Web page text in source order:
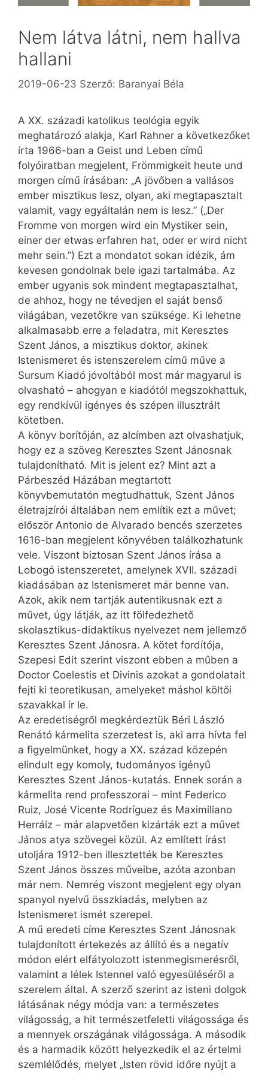
Nem látva látni, nem hallva
hallani
2019-06-23 Szerző: Baranyai Béla
A XX. századi katolikus teológia egyik
meghatározó alakja, Karl Rahner a következőket
írta 1966-ban a Geist und Leben című
folyóiratban megjelent, Frömmigkeit heute und
morgen című írásában: „A jövőben a vallásos
ember misztikus lesz, olyan, aki megtapasztalt
valamit, vagy egyáltalán nem is lesz.” („Der
Fromme von morgen wird ein Mystiker sein,
einer der etwas erfahren hat, oder er wird nicht
mehr sein.”) Ezt a mondatot sokan idézik, ám
kevesen gondolnak bele igazi tartalmába. Az
ember ugyanis sok mindent megtapasztalhat,
de ahhoz, hogy ne tévedjen el saját benső
világában, vezetőkre van szüksége. Ki lehetne
alkalmasabb erre a feladatra, mit Keresztes
Szent János, a misztikus doktor, akinek
Istenismeret és istenszerelem című műve a
Sursum Kiadó jóvoltából most már magyarul is
olvasható – ahogyan e kiadótól megszokhattuk,
egy rendkívül igényes és szépen illusztrált
kötetben.
A könyv borítóján, az alcímben azt olvashatjuk,
hogy ez a szöveg Keresztes Szent Jánosnak
tulajdonítható. Mit is jelent ez? Mint azt a
Párbeszéd Házában megtartott
könyvbemutatón megtudhattuk, Szent János
életrajzírói általában nem említik ezt a művet;
először Antonio de Alvarado bencés szerzetes
1616-ban megjelent könyvében találkozhatunk
vele. Viszont biztosan Szent János írása a
Lobogó istenszeretet, amelynek XVII. századi
kiadásában az Istenismeret már benne van.
Azok, akik nem tartják autentikusnak ezt a
művet, úgy látják, az itt fölfedezhető
skolasztikus-didaktikus nyelvezet nem jellemző
Keresztes Szent Jánosra. A kötet fordítója,
Szepesi Edit szerint viszont ebben a műben a
Doctor Coelestis et Divinis azokat a gondolatait
fejti ki teoretikusan, amelyeket máshol költői
szavakkal ír le.
Az eredetiségről megkérdeztük Béri László
Renátó kármelita szerzetest is, aki arra hívta fel
a figyelmünket, hogy a XX. század közepén
elindult egy komoly, tudományos igényű
Keresztes Szent János-kutatás. Ennek során a
kármelita rend professzorai – mint Federico
Ruiz, José Vicente Rodríguez és Maximiliano
Herráiz – már alapvetően kizárták ezt a művet
János atya szövegei közül. Az említett írást
utoljára 1912-ben illesztették be Keresztes
Szent János összes műveibe, azóta azonban
már nem. Nemrég viszont megjelent egy olyan
spanyol nyelvű összkiadás, melyben az
Istenismeret ismét szerepel.
A mű eredeti címe Keresztes Szent Jánosnak
tulajdonított értekezés az állító és a negatív
módon elért elfátyolozott istenmegismerésről,
valamint a lélek Istennel való egyesüléséről a
szerelem által. A szerző szerint az isteni dolgok
látásának négy módja van: a természetes
világosság, a hit természetfeletti világossága és
a mennyek országának világossága. A második
és a harmadik között helyezkedik el az értelmi
szemlélődés, melyet „Isten rövid időre nyújt a